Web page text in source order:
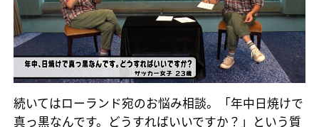
続いてはローランド宛のお悩み相談。「年中日焼けで
真っ黒なんです。どうすればいいですか？」という質